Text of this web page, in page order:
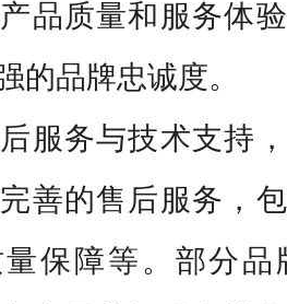
品质量和服务体
的品牌忠诚度。
服务与技术支持
善的售后服务，
保障等。部分品